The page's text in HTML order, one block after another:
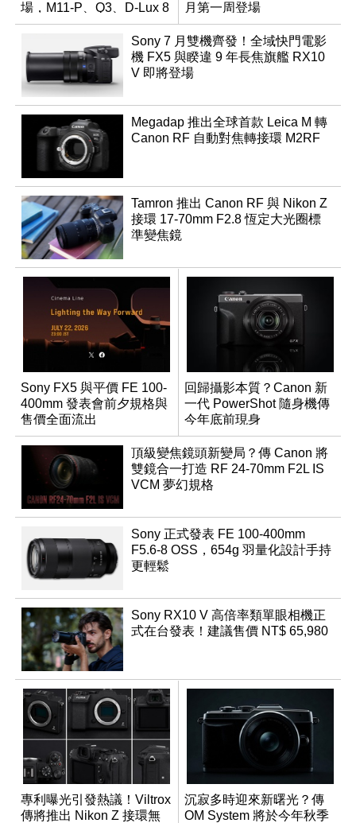
場，M11-P、Q3、D-Lux 8
領銜換裝
月第一周登場
Sony 7 月雙機齊發！全域快門電影
機 FX5 與睽違 9 年長焦旗艦 RX10
V 即將登場
Megadap 推出全球首款 Leica M 轉
Canon RF 自動對焦轉接環 M2RF
Tamron 推出 Canon RF 與 Nikon Z
接環 17-70mm F2.8 恆定大光圈標
準變焦鏡
Sony FX5 與平價 FE 100-
400mm 發表會前夕規格與
售價全面流出
回歸攝影本質？Canon 新
一代 PowerShot 隨身機傳
今年底前現身
頂級變焦鏡頭新變局？傳 Canon 將
雙鏡合一打造 RF 24-70mm F2L IS
VCM 夢幻規格
Sony 正式發表 FE 100-400mm
F5.6-8 OSS，654g 羽量化設計手持
更輕鬆
Sony RX10 V 高倍率類單眼相機正
式在台發表！建議售價 NT$ 65,980
專利曝光引發熱議！Viltrox
傳將推出 Nikon Z 接環無
沉寂多時迎來新曙光？傳
OM System 將於今年秋季